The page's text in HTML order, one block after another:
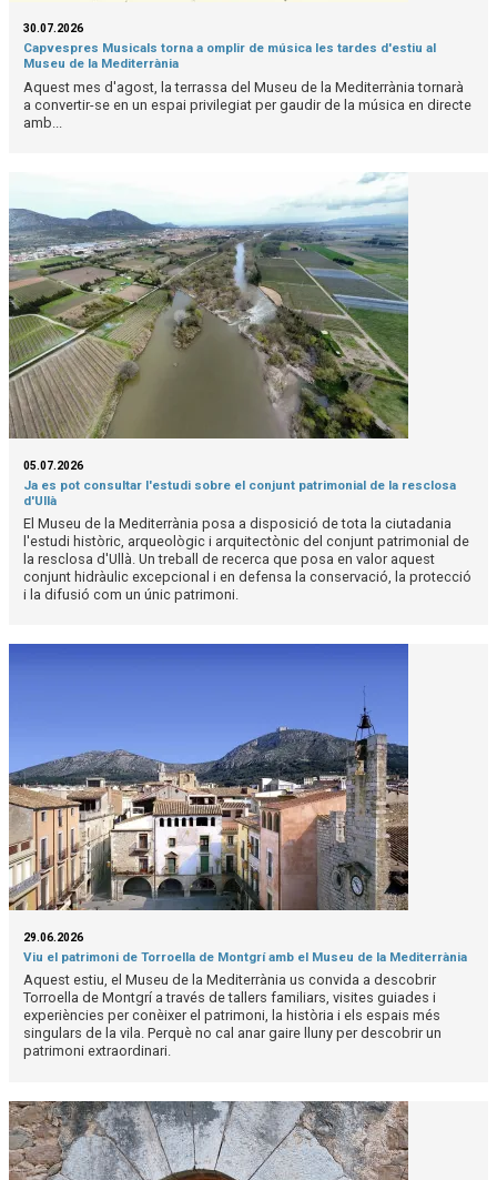
30.07.2026
Capvespres Musicals torna a omplir de música les tardes d'estiu al
Museu de la Mediterrània
Aquest mes d'agost, la terrassa del Museu de la Mediterrània tornarà
a convertir-se en un espai privilegiat per gaudir de la música en directe
amb...
05.07.2026
Ja es pot consultar l'estudi sobre el conjunt patrimonial de la resclosa
d'Ullà
El Museu de la Mediterrània posa a disposició de tota la ciutadania
l'estudi històric, arqueològic i arquitectònic del conjunt patrimonial de
la resclosa d'Ullà. Un treball de recerca que posa en valor aquest
conjunt hidràulic excepcional i en defensa la conservació, la protecció
i la difusió com un únic patrimoni.
29.06.2026
Viu el patrimoni de Torroella de Montgrí amb el Museu de la Mediterrània
Aquest estiu, el Museu de la Mediterrània us convida a descobrir
Torroella de Montgrí a través de tallers familiars, visites guiades i
experiències per conèixer el patrimoni, la història i els espais més
singulars de la vila. Perquè no cal anar gaire lluny per descobrir un
patrimoni extraordinari.